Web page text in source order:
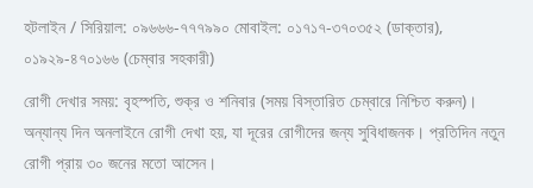
হটলাইন / সিরিয়াল: ০৯৬৬৬-৭৭৭৯৯০ মোবাইল: ০১৭১৭-৩৭০৩৫২ (ডাক্তার),
০১৯২৯-৪৭০১৬৬ (চেম্বার সহকারী)
রোগী দেখার সময়: বৃহস্পতি, শুক্র ও শনিবার (সময় বিস্তারিত চেম্বারে নিশ্চিত করুন)।
অন্যান্য দিন অনলাইনে রোগী দেখা হয়, যা দূরের রোগীদের জন্য সুবিধাজনক। প্রতিদিন নতুন
রোগী প্রায় ৩০ জনের মতো আসেন।